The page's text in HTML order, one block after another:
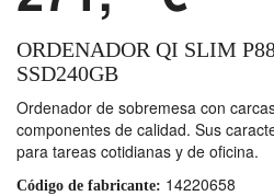
ORDENADOR QI SLIM
SSD240GB
Ordenador de sobremesa con
componentes de calidad. Sus
para tareas cotidianas y de oficina.
Código de fabricante: 14220658